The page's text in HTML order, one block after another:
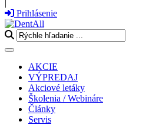
|
Prihlásenie
Toggle navigation
AKCIE
VÝPREDAJ
Akciové letáky
Školenia / Webináre
Články
Servis